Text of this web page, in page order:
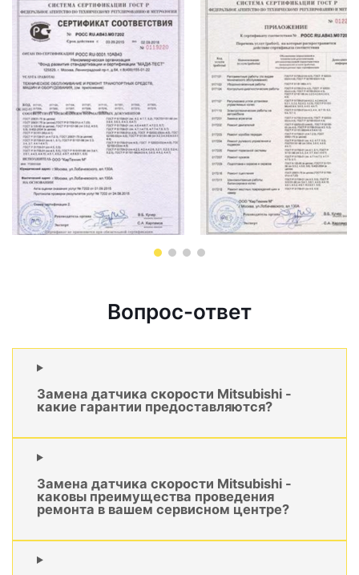
Вопрос-ответ
Замена датчика скорости Mitsubishi -
какие гарантии предоставляются?
Замена датчика скорости Mitsubishi -
каковы преимущества проведения
ремонта в вашем сервисном центре?